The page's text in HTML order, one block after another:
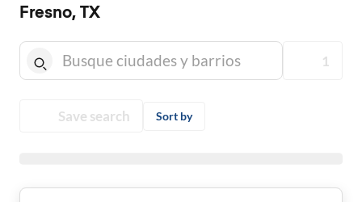
Fresno, TX
1
Save search Sort by